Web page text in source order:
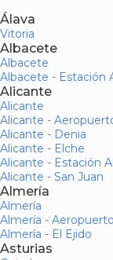
Álava
Vitoria
Albacete
Albacete
Albacete - Estación
Alicante
Alicante
Alicante -
Alicante - Denia
Alicante - Elche
Alicante - Estación
Alicante - San Juan
Almería
Almería
Almería - Aeropuerto
Almería - El Ejido
Asturias